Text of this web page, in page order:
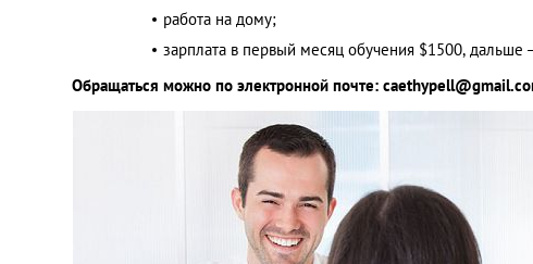
работа на дому;
зарплата в первый месяц обучения $1500,
Обращаться можно по электронной почте: